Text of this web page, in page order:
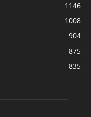
1146
1008
904
875
835